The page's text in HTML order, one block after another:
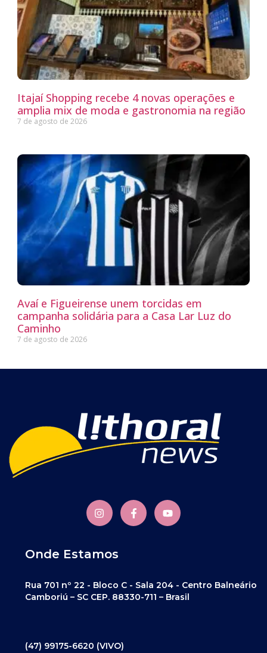
Itajaí Shopping recebe 4 novas operações e
amplia mix de moda e gastronomia na região
7 de agosto de 2026
Avaí e Figueirense unem torcidas em
campanha solidária para a Casa Lar Luz do
Caminho
7 de agosto de 2026
Onde Estamos
Rua 701 nº 22 - Bloco C - Sala 204 - Centro Balneário
Camboriú – SC CEP. 88330-711 – Brasil
(47) 99175-6620 (VIVO)